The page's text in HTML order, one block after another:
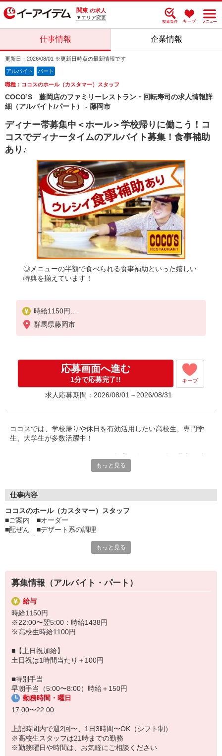
関東 の求人
▼エリア変更
仕事情報 企業情報
更新日：2026/08/01 ※更新日時点の最新情報です
アルバイト パート
職種：ココスのホール（カスタマー）スタッフ
COCO’S 藤岡店のファミリーレストラン・回転寿司の求人情報詳
細（アルバイト/パート） - 藤岡市
ディナー帯募集中＜ホール＞学校帰りに働こう！コ
コスでディナータイムのアルバイト募集！食事補助
あり♪
◎メニューの半額で食べられる食事補助といった嬉しい
特典を揃えています！
時給1150円
※22:00〜翌5:00：時給1438円
※高校生時給1100円
土日祝は1時間当たり＋100円
早朝手当（5:00〜8:00）時給＋150円
群馬県藤岡市
応募画面へ進む
1分で応募完了!! キープ
求人応募期間：2026/08/01～2026/08/31
ココスでは、学校帰りや休日を有効活用したい高校生、専門学
生、大学生が多数活躍中！
て、学業とアルバイトを無理なく両立できます。
トの時間もしっかり確保。未経験でも大歓迎！先輩スタッフがし
楽しい職場で、新しい経験を積みながら、学生生活をもっと充実
させよう！
すき家・はま寿司など、ゼンショーグループで使える割引制度あ
もっと見る
仕事内容
ココスのホール（カスタマー）スタッフ
■ご案内 ■オーダー
■配ぜん ■デザート系の調理
など、ホール（カスタマー）業務をお願いします。
詳しいマニュアルで学べます。
もっと見る
募集情報（アルバイト・パート）
給与
時給1150円
※22:00〜翌5:00：時給1438円
※高校生時給1100円
■【土日祝加給】
土日祝は1時間当たり＋100円
■特別手当
早朝手当（5:00〜8:00）時給＋150円
勤務時間・曜日
17:00〜22:00
上記時間内で週2回〜、1日3時間〜OK（シフト制）
※高校生スタッフは21時までの勤務
※勤務曜日や時間は、お気軽にご相談ください